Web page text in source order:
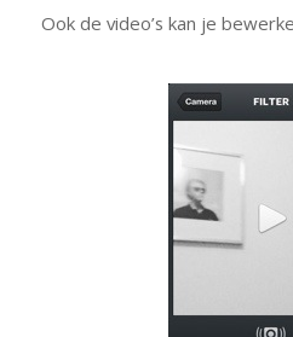
Ook de video’s kan je